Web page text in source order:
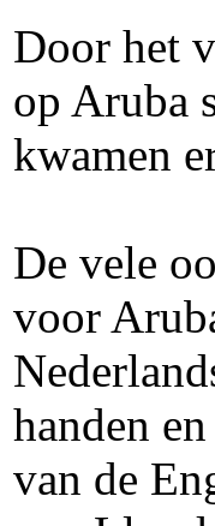
Door het
op Aruba
kwamen
De vele
voor
handen
van de